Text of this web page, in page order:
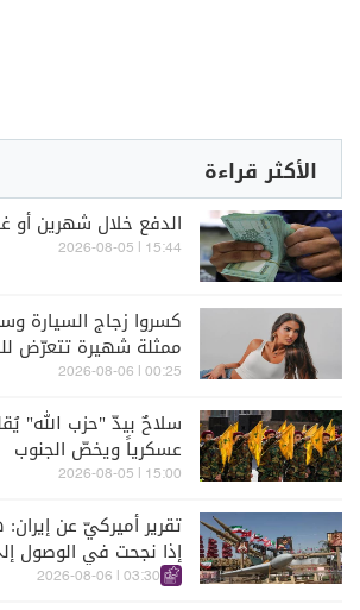
الأكثر قراءة
الدفع خلال شهرين أو
15:44 | 2026-08-05
كسروا زجاج السيارة
ممثلة شهيرة تتعرّض
البيضاء (فيديو)
00:25 | 2026-08-06
سلاحٌ بيدّ "حزب الله"
عسكرياً ويخصّ الجنوب
15:00 | 2026-08-05
تقرير أميركيّ عن
إذا نجحت في الوصول
الآسيويّة
03:30 | 2026-08-06